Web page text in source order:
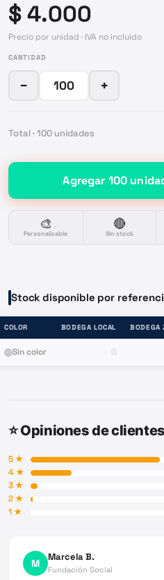
$ 4.000
Precio por unidad · IVA no incluido
CANTIDAD
− +
Total · 100 unidades
Agregar 100
🎨
Personalizable
🔴
Sin stock
Stock disponible por
COLOR BODEGA LOCAL BODEGA
Sin color 0
⭐ Opiniones de clientes
5★
4★
3★
2★
1★
M Marcela B.
Fundación Social